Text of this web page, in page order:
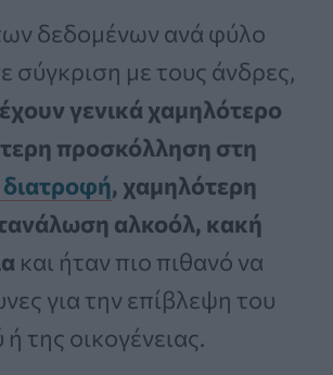
δεδομένων ανά φύλο
σύγκριση με τους άνδρες,
γενικά χαμηλότερο
προσκόλληση στη
, χαμηλότερη
αλκοόλ, κακή
και ήταν πιο πιθανό να
για την επίβλεψη του
της οικογένειας.